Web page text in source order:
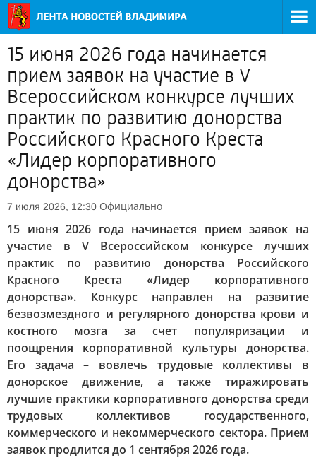
15 июня 2026 года начинается
прием заявок на участие в V
Всероссийском конкурсе лучших
практик по развитию донорства
Российского Красного Креста
«Лидер корпоративного
донорства»
7 июля 2026, 12:30 Официально
15 июня 2026 года начинается прием заявок на
участие в V Всероссийском конкурсе лучших
практик по развитию донорства Российского
Красного Креста «Лидер корпоративного
донорства». Конкурс направлен на развитие
безвозмездного и регулярного донорства крови и
костного мозга за счет популяризации и
поощрения корпоративной культуры донорства.
Его задача – вовлечь трудовые коллективы в
донорское движение, а также тиражировать
лучшие практики корпоративного донорства среди
трудовых коллективов государственного,
коммерческого и некоммерческого сектора. Прием
заявок продлится до 1 сентября 2026 года.